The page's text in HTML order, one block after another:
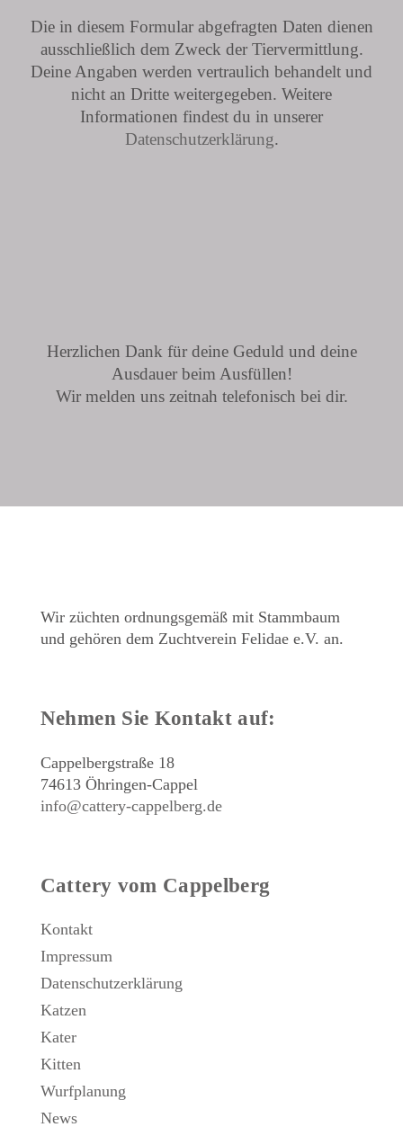
Die in diesem Formular abgefragten Daten dienen
ausschließlich dem Zweck der Tiervermittlung.
Deine Angaben werden vertraulich behandelt und
nicht an Dritte weitergegeben. Weitere
Informationen findest du in unserer
Datenschutzerklärung.
Herzlichen Dank für deine Geduld und deine
Ausdauer beim Ausfüllen!
Wir melden uns zeitnah telefonisch bei dir.
Cattery vom Cappelberg
Kontakt
Impressum
Datenschutzerklärung
Katzen
Kater
Kitten
Wurfplanung
News
Wir züchten ordnungsgemäß mit Stammbaum
und gehören dem Zuchtverein Felidae e.V. an.
Nehmen Sie Kontakt auf:
Cappelbergstraße 18
74613 Öhringen-Cappel
info@cattery-cappelberg.de